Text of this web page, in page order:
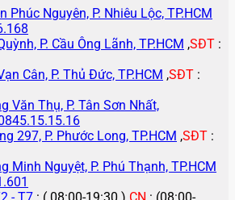
Phúc Nguyên, P. Nhiêu Lộc, TP.HCM
P. Cầu Ông Lãnh, TP.HCM ,SĐT :
Cân, P. Thủ Đức, TP.HCM ,SĐT :
Văn Thụ, P. Tân Sơn Nhất,
297, P. Phước Long, TP.HCM ,SĐT :
Minh Nguyệt, P. Phú Thạnh, TP.HCM